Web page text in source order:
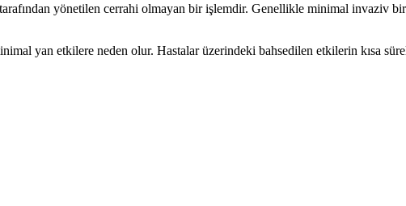
yönetilen cerrahi olmayan bir işlemdir. Genellikle minimal invaziv bir
yan etkilere neden olur. Hastalar üzerindeki bahsedilen etkilerin kısa